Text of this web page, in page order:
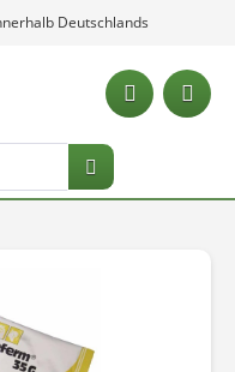
Deutschlands